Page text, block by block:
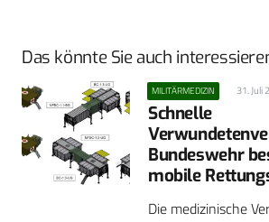
Das könnte Sie auch
MILITÄRMEDIZIN 31. Juli
Schnelle
Bundeswehr
mobile
Die medizinische